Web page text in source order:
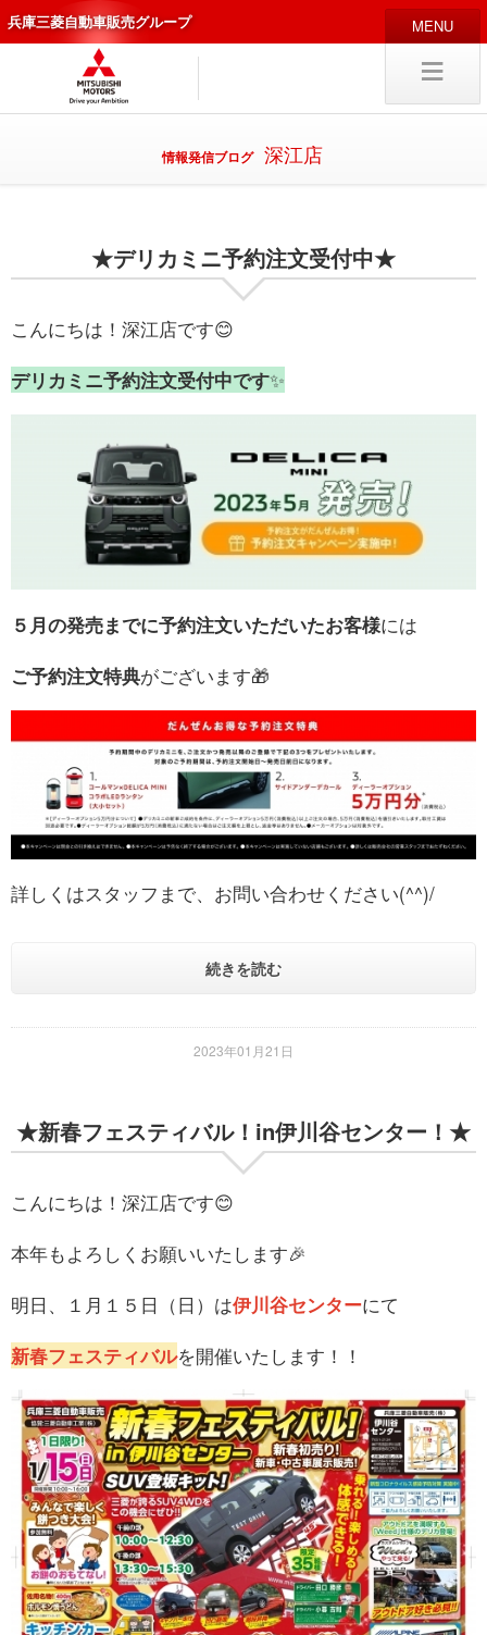
兵庫三菱自動車販売グループ
HOME 販売店
新車 中古・カスタム車
採用情報 キャリア採用
試乗予約 入庫予約
お問い合わせ
情報発信ブログ 深江店
★デリカミニ予約注文受付中★
こんにちは！深江店です😊
デリカミニ予約注文受付中です✨
５月の発売までに予約注文いただいたお客様には
ご予約注文特典がございます🎁
詳しくはスタッフまで、お問い合わせください(^^)/
続きを読む
2023年01月21日
★新春フェスティバル！in伊川谷センター！★
こんにちは！深江店です😊
本年もよろしくお願いいたします🎉
明日、１月１５日（日）は伊川谷センターにて
新春フェスティバルを開催いたします！！